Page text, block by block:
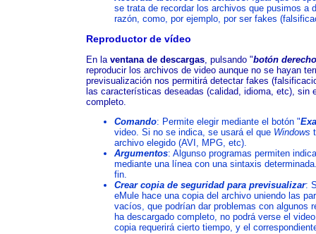
se trata de recordar los archivos que pusimos a
razón, como, por ejemplo, por ser fakes
Reproductor de vídeo
En la ventana de descargas , pulsando "botón
reproducir los archivos de video aunque no se hayan
previsualización nos permitirá detectar fakes
las características deseadas (calidad, idioma, etc), sin
completo.
Comando: Permite elegir mediante el botón "
video. Si no se indica, se usará el que Windows
archivo elegido (AVI, MPG, etc).
Argumentos: Algunso programas permiten
mediante una línea con una sintaxis
fin.
Crear copia de seguridad para previsualizar:
eMule hace una copia del archivo uniendo las
vacíos, que podrían dar problemas con algunos
ha descargado completo, no podrá verse el
copia requerirá cierto tiempo, y el